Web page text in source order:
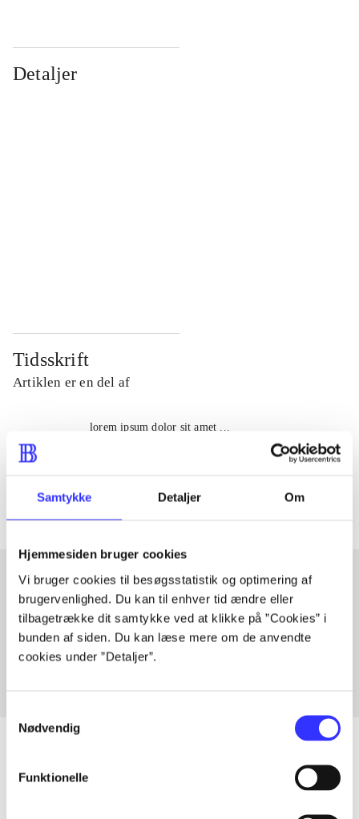
Samtykke Detaljer Om
Hjemmesiden bruger cookies
Vi bruger cookies til besøgsstatistik og optimering af
brugervenlighed. Du kan til enhver tid ændre eller
tilbagetrække dit samtykke ved at klikke på ”Cookies” i
bunden af siden. Du kan læse mere om de anvendte
cookies under ”Detaljer”.
Nødvendig
Funktionelle
Detaljer
Tidsskrift
Artiklen er en del af
lorem ipsum dolor sit amet ...
Artikler med samme emner
Fra